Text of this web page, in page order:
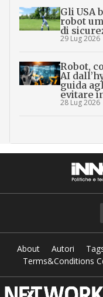
Gli USA
robot
di
29 Lug 2026
Robot,
AI
guida
evitare
28 Lug 2026
About Autori
Terms&Conditions